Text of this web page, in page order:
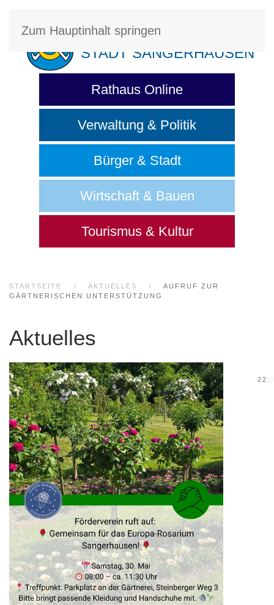
Zum Hauptinhalt springen
STADT SANGERHAUSEN
Rathaus Online
Verwaltung & Politik
Bürger & Stadt
Wirtschaft & Bauen
Tourismus & Kultur
STARTSEITE AKTUELLES
AUFRUF ZUR
GÄRTNERISCHEN UNTERSTÜTZUNG
Aktuelles
22.